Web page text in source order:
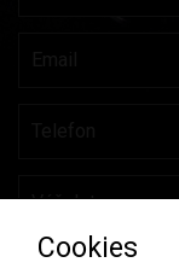
Cookies